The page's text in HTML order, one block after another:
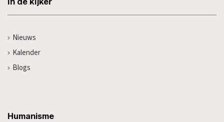
Nieuws
Kalender
Blogs
Humanisme